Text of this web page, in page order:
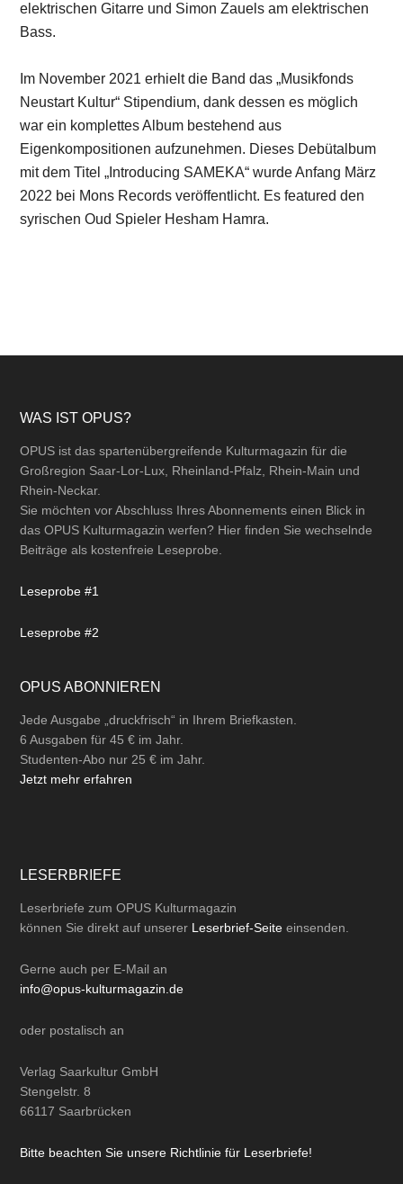
elektrischen Gitarre und Simon Zauels am elektrischen
Bass.
Im November 2021 erhielt die Band das „Musikfonds
Neustart Kultur“ Stipendium, dank dessen es möglich
war ein komplettes Album bestehend aus
Eigenkompositionen aufzunehmen. Dieses Debütalbum
mit dem Titel „Introducing SAMEKA“ wurde Anfang März
2022 bei Mons Records veröffentlicht. Es featured den
syrischen Oud Spieler Hesham Hamra.
Footer
WAS IST OPUS?
OPUS ist das spartenübergreifende Kulturmagazin für die
Großregion Saar-Lor-Lux, Rheinland-Pfalz, Rhein-Main und
Rhein-Neckar.
Sie möchten vor Abschluss Ihres Abonnements einen Blick in
das OPUS Kulturmagazin werfen? Hier finden Sie wechselnde
Beiträge als kostenfreie Leseprobe.
Leseprobe #1
Leseprobe #2
OPUS ABONNIEREN
Jede Ausgabe „druckfrisch“ in Ihrem Briefkasten.
6 Ausgaben für 45 € im Jahr.
Studenten-Abo nur 25 € im Jahr.
Jetzt mehr erfahren
LESERBRIEFE
Leserbriefe zum OPUS Kulturmagazin
können Sie direkt auf unserer Leserbrief-Seite einsenden.
Gerne auch per E-Mail an
info@opus-kulturmagazin.de
oder postalisch an
Verlag Saarkultur GmbH
Stengelstr. 8
66117 Saarbrücken
Bitte beachten Sie unsere Richtlinie für Leserbriefe!